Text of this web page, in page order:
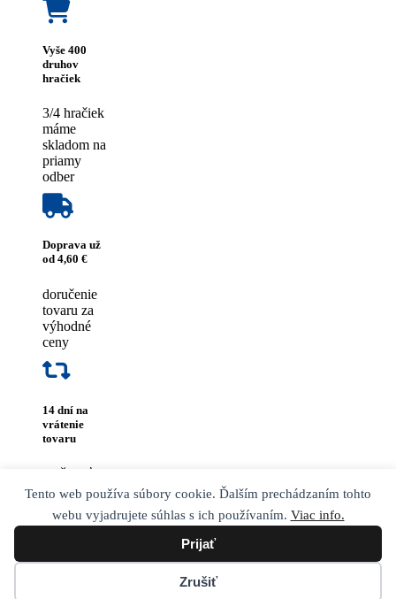
Tento web používa súbory cookie. Ďalším prechádzaním tohto
webu vyjadrujete súhlas s ich používaním. Viac info.
Prijať
Zrušiť
Vyše 400
druhov
hračiek
3/4 hračiek
máme
skladom na
priamy
odber
Doprava už
od 4,60 €
doručenie
tovaru za
výhodné
ceny
14 dní na
vrátenie
tovaru
možnosť
vrátenia
tovaru do
14 dní od
hrackyprechlapcov.sk